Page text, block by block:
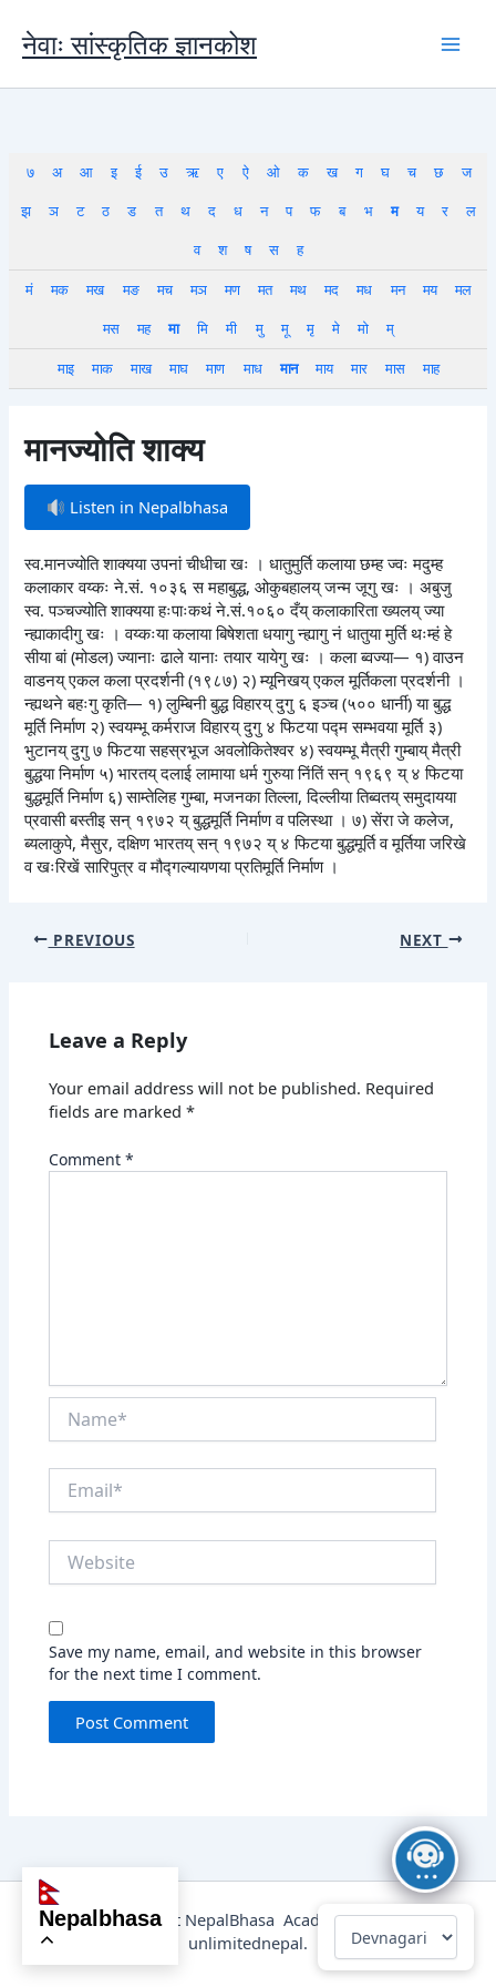
content
नेवाः सांस्कृतिक ज्ञानकोश
७ अ आ इ ई उ ऋ ए ऐ ओ क ख ग घ च छ
ज
झ
ञ ट ठ ड त थ द ध न प फ ब भ म य र
ल
व
श ष स
ह
मं
मक मख मङ मच मञ मण मत मथ मद मध मन मय
मल
मस
मह मा मि मी मु मू मृ मे मो
म्
माइ
माक माख माघ माण माध मान माय मार मास माह
मानज्योति शाक्य
Listen in Nepalbhasa
स्व.मानज्योति शाक्यया उपनां चीधीचा खः । धातुमुर्ति कलाया छम्ह ज्वः मदुम्ह
कलाकार वय्कः ने.सं. १०३६ स महाबुद्ध, ओकुबहालय् जन्म जूगु खः । अबुजु
स्व. पञ्चज्योति शाक्यया हःपाःकथं ने.सं.१०६० दँय् कलाकारिता ख्यलय् ज्या
न्ह्याकादीगु खः । वय्कःया कलाया बिषेशता धयागु न्ह्यागु नं धातुया मुर्ति थःम्हं हे
सीया बां (मोडल) ज्यानाः ढाले यानाः तयार यायेगु खः । कला ब्वज्या— १) वाउन
वाडनय् एकल कला प्रदर्शनी (१९८७) २) म्यूनिखय् एकल मूर्तिकला प्रदर्शनी ।
न्ह्यथने बहःगु कृति— १) लुम्बिनी बुद्ध विहारय् दुगु ६ इञ्च (५०० धार्नी) या बुद्ध
मूर्ति निर्माण २) स्वयम्भू कर्मराज विहारय् दुगु ४ फिटया पद्म सम्भवया मूर्ति ३)
भुटानय् दुगु ७ फिटया सहस्रभूज अवलोकितेश्वर ४) स्वयम्भू मैत्री गुम्बाय् मैत्री
बुद्धया निर्माण ५) भारतय् दलाई लामाया धर्म गुरुया निंतिं सन् १९६९ य् ४ फिटया
बुद्धमूर्ति निर्माण ६) साम्तेलिह गुम्बा, मजनका तिल्ला, दिल्लीया तिब्वतय् समुदायया
प्रवासी बस्तीइ सन् १९७२ य् बुद्धमूर्ति निर्माण व पलिस्था । ७) सेंरा जे कलेज,
ब्यलाकुपे, मैसुर, दक्षिण भारतय् सन् १९७२ य् ४ फिटया बुद्धमूर्ति व मूर्तिया जरिखे
व खःरिखें सारिपुत्र व मौद्गल्यायणया प्रतिमूर्ति निर्माण ।
PREVIOUS NEXT
Leave a Reply
Your email address will not be published. Required
fields are marked*
Comment*
Save my name, email, and website in this browser
for the next time I comment.
@2025 Copyright NepalBhasa Academy Powered by
unlimitednepal.
nepalbhasa